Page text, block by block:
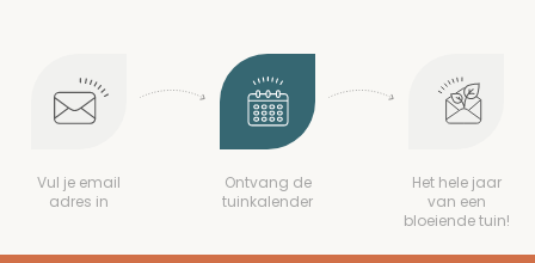
Vul je email
adres in
Ontvang de
tuinkalender
Het hele jaar
van een
bloeiende tuin!